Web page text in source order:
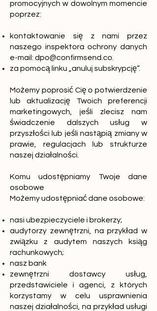
promocyjnych w dowolnym momencie
poprzez:
kontaktowanie się z nami przez
naszego inspektora ochrony danych
e-mail: dpo@confirmsend.co
za pomocą linku „anuluj subskrypcję”.
Możemy poprosić Cię o potwierdzenie
lub aktualizację Twoich preferencji
marketingowych, jeśli zlecisz nam
świadczenie dalszych usług w
przyszłości lub jeśli nastąpią zmiany w
prawie, regulacjach lub strukturze
naszej działalności.
Komu udostępniamy Twoje dane
osobowe
Możemy udostępniać dane osobowe:
nasi ubezpieczyciele i brokerzy;
audytorzy zewnętrzni, na przykład w
związku z audytem naszych ksiąg
rachunkowych;
nasz bank
zewnętrzni dostawcy usług,
przedstawiciele i agenci, z których
korzystamy w celu usprawnienia
naszej działalności, na przykład usługi